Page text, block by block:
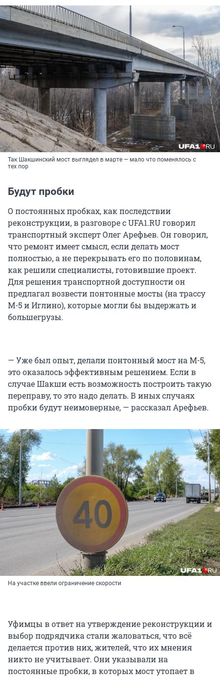
Так Шакшинский мост выглядел в марте — мало что поменялось с
тех пор
Будут пробки
О постоянных пробках, как последствии
реконструкции, в разговоре с UFA1.RU говорил
транспортный эксперт Олег Арефьев. Он говорил,
что ремонт имеет смысл, если делать мост
полностью, а не перекрывать его по половинам,
как решили специалисты, готовившие проект.
Для решения транспортной доступности он
предлагал возвести понтонные мосты (на трассу
М-5 и Иглино), которые могли бы выдержать и
большегрузы.
— Уже был опыт, делали понтонный мост на М-5,
это оказалось эффективным решением. Если в
случае Шакши есть возможность построить такую
переправу, то это надо делать. В иных случаях
пробки будут неимоверные, — рассказал Арефьев.
На участке ввели ограничение скорости
Уфимцы в ответ на утверждение реконструкции и
выбор подрядчика стали жаловаться, что всё
делается против них, жителей, что их мнения
никто не учитывает. Они указывали на
постоянные пробки, в которых мост утопает в